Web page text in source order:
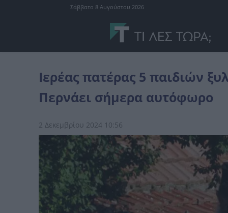
Σάββατο 8 Αυγούστου 2026
Ιερέας πατέρας 5 παιδιών
Περνάει σήμερα αυτόφωρο
2 Δεκεμβρίου 2024 10:56